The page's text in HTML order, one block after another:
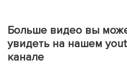
Больше видео вы
увидеть на нашем
канале